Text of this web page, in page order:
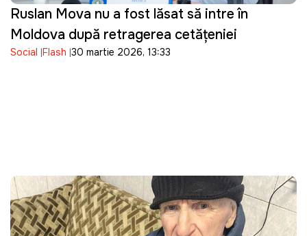
Ruslan Mova nu a fost lăsat să intre în
Moldova după retragerea cetățeniei
Social Flash 30 martie 2026, 13:33